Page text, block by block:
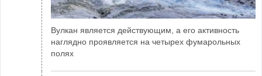
Вулкан является действующим, а его активность
наглядно проявляется на четырех фумарольных
полях